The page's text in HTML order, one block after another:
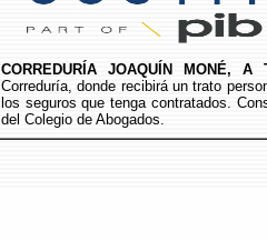
CORREDURÍA JOAQUÍN MONÉ, A
Correduría, donde recibirá un trato
los seguros que tenga contratados.
del Colegio de Abogados.